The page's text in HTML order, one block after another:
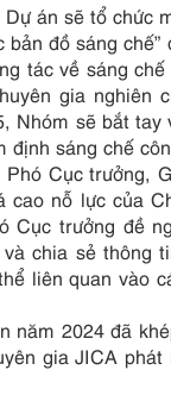
án sẽ tổ chức
bản đồ sáng
tác về sáng
gia nghiên
Nhóm sẽ bắt
định sáng chế
Cục trưởng,
cao nỗ lực của
Cục trưởng đề
chia sẻ thông
liên quan vào
năm 2024 đã
gia JICA